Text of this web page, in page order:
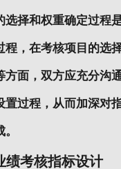
选择和权重确定过程
，在考核项目的选
方面，双方应充分沟
置过程，从而加深对
绩考核指标设计